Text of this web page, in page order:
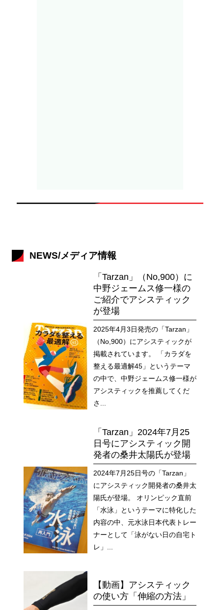
NEWS/メディア情報
「Tarzan」（No,900）に
中野ジェームス修一様の
ご紹介でアシスティック
が登場
2025年4月3日発売の「Tarzan」
（No,900）にアシスティックが
掲載されています。 「カラダを
整える最適解45」というテーマ
の中で、中野ジェームス修一様が
アシスティックを推薦してくだ
さ...
「Tarzan」2024年7月25
日号にアシスティック開
発者の桑井太陽氏が登場
2024年7月25日号の「Tarzan」
にアシスティック開発者の桑井太
陽氏が登場。 オリンピック直前
「水泳」というテーマに特化した
内容の中、元水泳日本代表トレー
ナーとして「泳がない日の自宅ト
レ」...
【動画】アシスティック
の使い方「伸縮の方法」